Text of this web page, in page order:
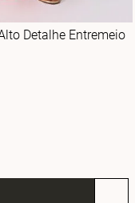
Detalhe Entremeio